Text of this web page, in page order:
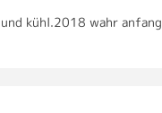
kühl.2018 wahr anfang